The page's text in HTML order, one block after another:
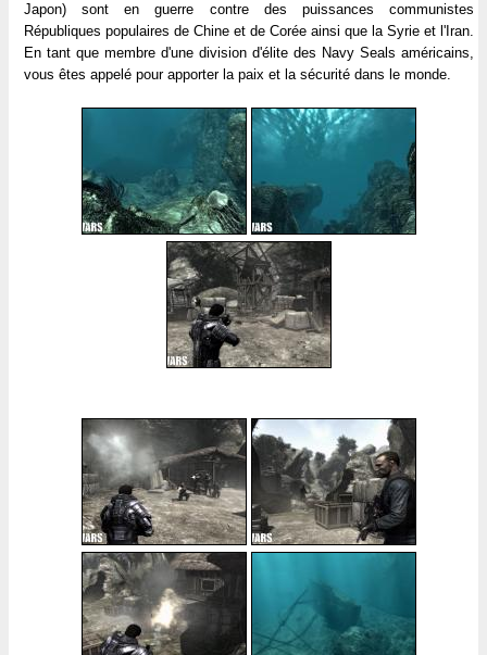
Japon) sont en guerre contre des puissances communistes
Républiques populaires de Chine et de Corée ainsi que la Syrie et l'Iran.
En tant que membre d'une division d'élite des Navy Seals américains,
vous êtes appelé pour apporter la paix et la sécurité dans le monde.